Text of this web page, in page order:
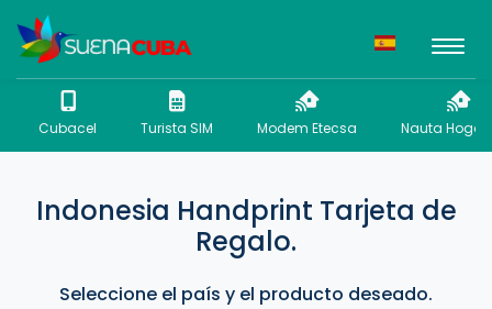
Cubacel Turista SIM Modem Etecsa Nauta Hogar
Indonesia Handprint Tarjeta de
Regalo.
Seleccione el país y el producto deseado.